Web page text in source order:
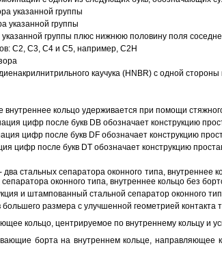
указанной группы
указанной группы
группы плюс нижнюю половину поля
С2, C3, С4 и С5, например, С2Н
каучука (HNBR) с одной
кольцо удерживается при помощи
цифр после букв DB обозначает конструкцию
цифр после букв DF обозначает конструкцию
цифр после букв DT обозначает конструкцию
стальных сепаратора оконного типа, внутреннее
оконного типа, внутреннее кольцо без
и штампованный стальной сепаратор оконного
размера с улучшенной геометрией контакта
кольцо, центрируемое по внутреннему кольцу и
борта на внутреннем кольце, направляющее